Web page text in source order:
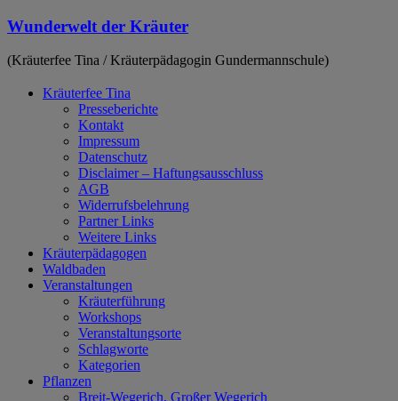
Zum
springen
Wunderwelt der Kräuter
(Kräuterfee Tina / Kräuterpädagogin Gundermannschule)
Kräuterfee Tina
Presseberichte
Kontakt
Impressum
Datenschutz
Disclaimer – Haftungsausschluss
AGB
Widerrufsbelehrung
Partner Links
Weitere Links
Kräuterpädagogen
Waldbaden
Veranstaltungen
Kräuterführung
Workshops
Veranstaltungsorte
Schlagworte
Kategorien
Pflanzen
Breit-Wegerich, Großer Wegerich